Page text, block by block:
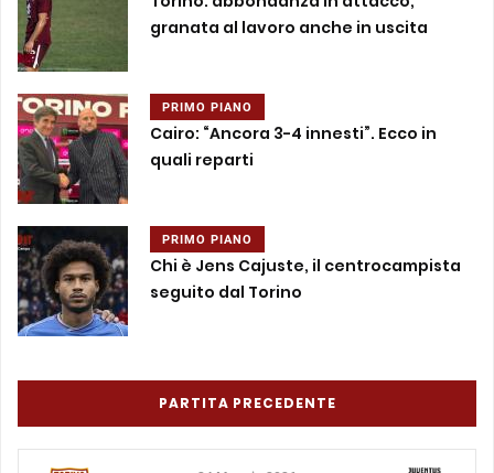
granata al lavoro anche in uscita
PRIMO PIANO
Cairo: “Ancora 3-4 innesti”. Ecco in
quali reparti
PRIMO PIANO
Chi è Jens Cajuste, il centrocampista
seguito dal Torino
PARTITA PRECEDENTE